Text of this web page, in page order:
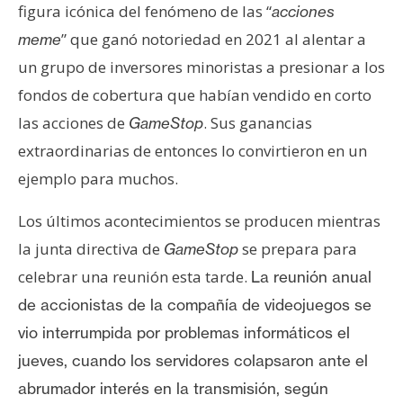
figura icónica del fenómeno de las “acciones
meme” que ganó notoriedad en 2021 al alentar a
un grupo de inversores minoristas a presionar a los
fondos de cobertura que habían vendido en corto
las acciones de GameStop. Sus ganancias
extraordinarias de entonces lo convirtieron en un
ejemplo para muchos.
Los últimos acontecimientos se producen mientras
la junta directiva de GameStopse prepara para
celebrar una reunión esta tarde. La reunión anual
de accionistas de la compañía de videojuegos se
vio interrumpida por problemas informáticos el
jueves, cuando los servidores colapsaron ante el
abrumador interés en la transmisión, según